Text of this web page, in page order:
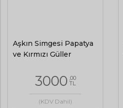
Aşkın Simgesi Papatya
ve Kırmızı Güller
3000 ,00
TL
(KDV Dahil)